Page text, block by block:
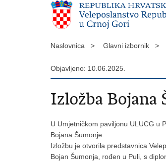
Naslovnica > Glavni izbornik >
Objavljeno: 10.06.2025.
Izložba Bojana
U Umjetničkom paviljonu ULUCG u
Bojana Šumonje.
Izložbu je otvorila predstavnica
Bojan Šumonja, rođen u Puli, s